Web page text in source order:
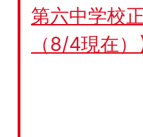
第六中学校
（8/4現在）